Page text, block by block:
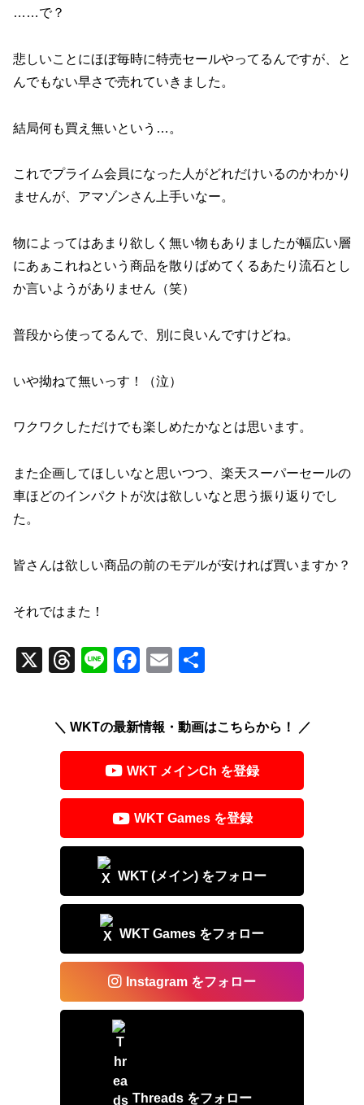
……で？
悲しいことにほぼ毎時に特売セールやってるんですが、と
んでもない早さで売れていきました。
結局何も買え無いという…。
これでプライム会員になった人がどれだけいるのかわかり
ませんが、アマゾンさん上手いなー。
物によってはあまり欲しく無い物もありましたが幅広い層
にあぁこれねという商品を散りばめてくるあたり流石とし
か言いようがありません（笑）
普段から使ってるんで、別に良いんですけどね。
いや拗ねて無いっす！（泣）
ワクワクしただけでも楽しめたかなとは思います。
また企画してほしいなと思いつつ、楽天スーパーセールの
車ほどのインパクトが次は欲しいなと思う振り返りでし
た。
皆さんは欲しい商品の前のモデルが安ければ買いますか？
それではまた！
X
T
a
s
Li
F
e
b
o
o
k
E
＼ WKTの最新情報・動画はこちらから！ ／
WKT メインCh を登録
WKT Games を登録
WKT (メイン) をフォロー
WKT Games をフォロー
Instagram をフォロー
Threads をフォロー